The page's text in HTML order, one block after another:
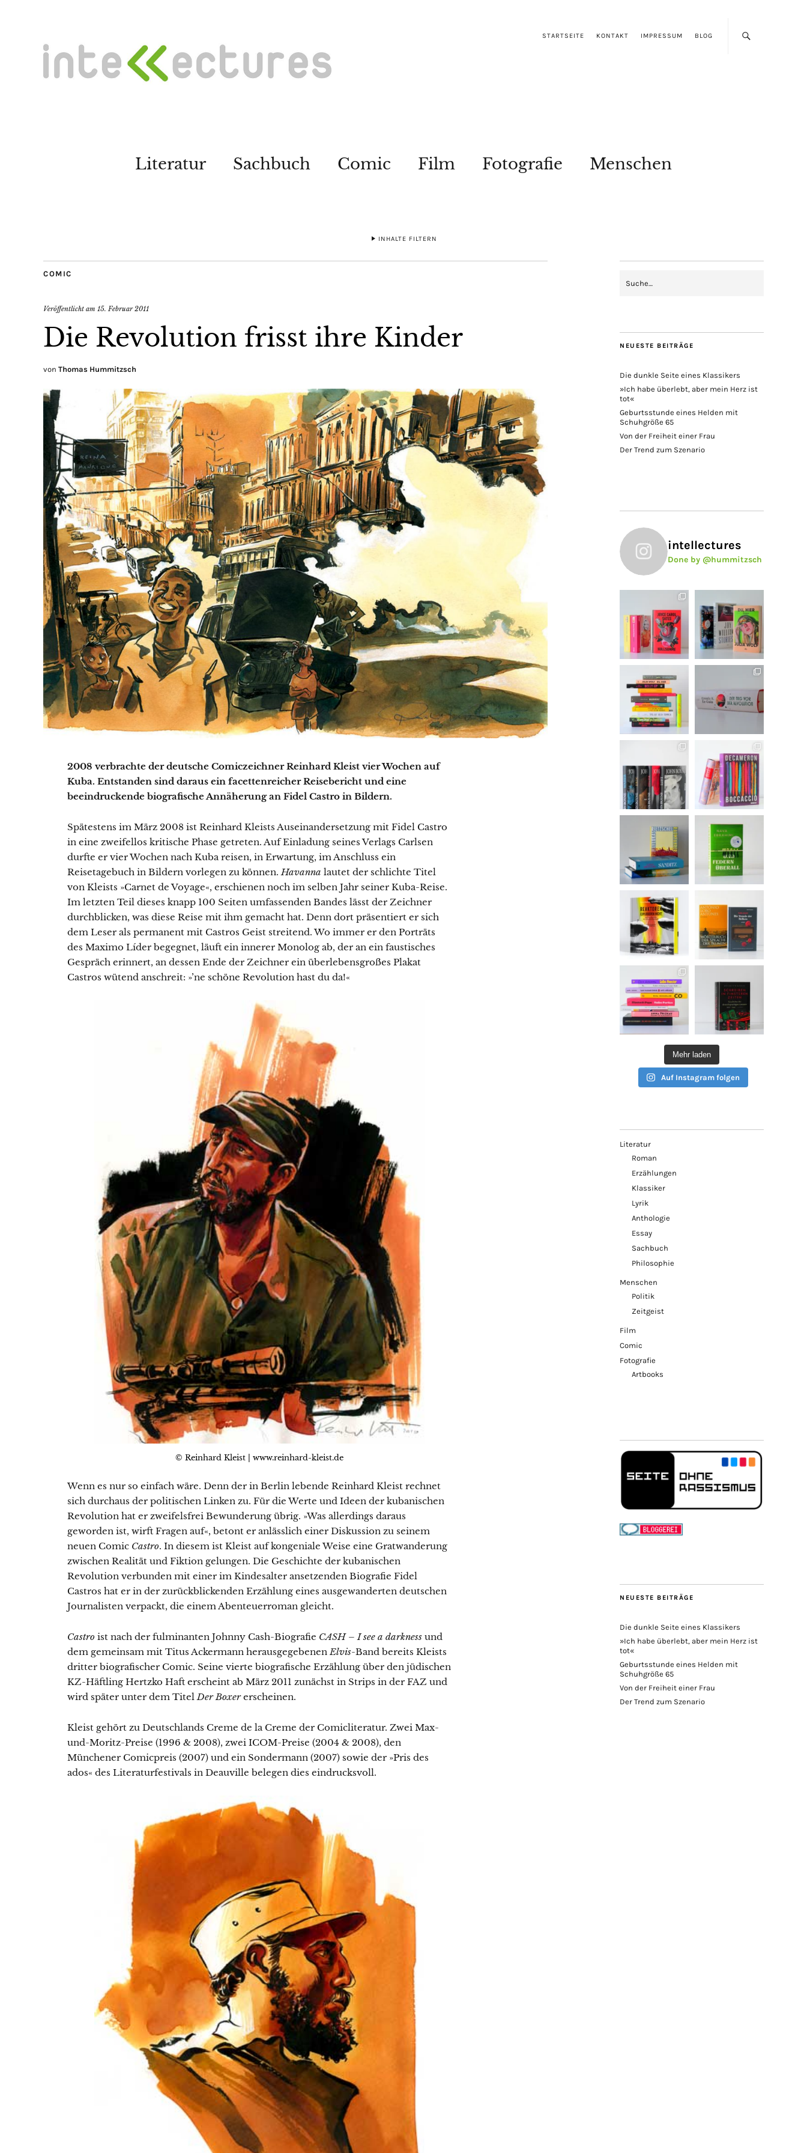
STARTSEITE KONTAKT IMPRESSUM BLOG
Literatur Sachbuch Comic Film Fotografie Menschen
INHALTE FILTERN
COMIC
Veröffentlicht am 15. Februar 2011
Die Revolution frisst ihre Kinder
von Thomas Hummitzsch
2008 verbrachte der deutsche Comiczeichner Reinhard Kleist vier Wochen auf
Kuba. Entstanden sind daraus ein facettenreicher Reisebericht und eine
beeindruckende biografische Annäherung an Fidel Castro in Bildern.
Spätestens im März 2008 ist Reinhard Kleists Auseinandersetzung mit Fidel Castro
in eine zweifellos kritische Phase getreten. Auf Einladung seines Verlags Carlsen
durfte er vier Wochen nach Kuba reisen, in Erwartung, im Anschluss ein
Reisetagebuch in Bildern vorlegen zu können.Havanna lautet der schlichte Titel
von Kleists »Carnet de Voyage«, erschienen noch im selben Jahr seiner Kuba-Reise.
Im letzten Teil dieses knapp 100 Seiten umfassenden Bandes lässt der Zeichner
durchblicken, was diese Reise mit ihm gemacht hat. Denn dort präsentiert er sich
dem Leser als permanent mit Castros Geist streitend. Wo immer er den Porträts
des Maximo Líder begegnet, läuft ein innerer Monolog ab, der an ein faustisches
Gespräch erinnert, an dessen Ende der Zeichner ein überlebensgroßes Plakat
Castros wütend anschreit: »’ne schöne Revolution hast du da!«
© Reinhard Kleist | www.reinhard-kleist.de
Wenn es nur so einfach wäre. Denn der in Berlin lebende Reinhard Kleist rechnet
sich durchaus der politischen Linken zu. Für die Werte und Ideen der kubanischen
Revolution hat er zweifelsfrei Bewunderung übrig. »Was allerdings daraus
geworden ist, wirft Fragen auf«, betont er anlässlich einer Diskussion zu seinem
neuen Comic Castro. In diesem ist Kleist auf kongeniale Weise eine Gratwanderung
zwischen Realität und Fiktion gelungen. Die Geschichte der kubanischen
Revolution verbunden mit einer im Kindesalter ansetzenden Biografie Fidel
Castros hat er in der zurückblickenden Erzählung eines ausgewanderten deutschen
Journalisten verpackt, die einem Abenteuerroman gleicht.
Castro ist nach der fulminanten Johnny Cash-Biografie CASH – I see a darkness und
dem gemeinsam mit Titus Ackermann herausgegebenenElvis-Band bereits Kleists
dritter biografischer Comic. Seine vierte biografische Erzählung über den jüdischen
KZ-Häftling Hertzko Haft erscheint ab März 2011 zunächst in Strips in der FAZ und
wird später unter dem TitelDer Boxererscheinen.
Kleist gehört zu Deutschlands Creme de la Creme der Comicliteratur. Zwei Max-
und-Moritz-Preise (1996 & 2008), zwei ICOM-Preise (2004 & 2008), den
Münchener Comicpreis (2007) und ein Sondermann (2007) sowie der »Pris des
ados« des Literaturfestivals in Deauville belegen dies eindrucksvoll.
NEUESTE BEITRÄGE
Die dunkle Seite eines Klassikers
»Ich habe überlebt, aber mein Herz ist
tot«
Geburtsstunde eines Helden mit
Schuhgröße 65
Von der Freiheit einer Frau
Der Trend zum Szenario
intellectures
Done by @hummitzsch
Mehr laden
Auf Instagram folgen
Literatur
Roman
Erzählungen
Klassiker
Lyrik
Anthologie
Essay
Sachbuch
Philosophie
Menschen
Politik
Zeitgeist
Film
Comic
Fotografie
Artbooks
NEUESTE BEITRÄGE
Die dunkle Seite eines Klassikers
»Ich habe überlebt, aber mein Herz ist
tot«
Geburtsstunde eines Helden mit
Schuhgröße 65
Von der Freiheit einer Frau
Der Trend zum Szenario